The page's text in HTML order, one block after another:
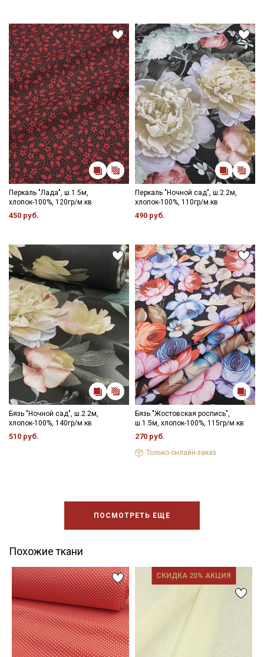
Перкаль "Лада", ш.1.5м,
хлопок-100%, 120гр/м.кв
450 руб.
Перкаль "Ночной сад", ш.2.2м,
хлопок-100%, 110гр/м.кв
490 руб.
Бязь "Ночной сад", ш.2.2м,
хлопок-100%, 140гр/м.кв
510 руб.
Бязь "Жостовская роспись",
ш.1.5м, хлопок-100%, 115гр/м.кв
270 руб.
Только онлайн-заказ
ПОСМОТРЕТЬ ЕЩЕ
Похожие ткани
СКИДКА 20% АКЦИЯ